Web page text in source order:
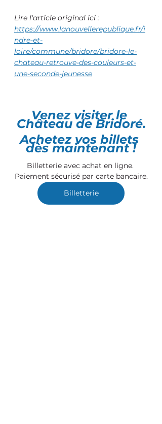
Lire l'article original ici :
https://www.lanouvellerepublique.fr/i
ndre-et-
loire/commune/bridore/bridore-le-
chateau-retrouve-des-couleurs-et-
une-seconde-jeunesse
Venez visiter le
Château de Bridoré.
Achetez vos billets
dès maintenant !
Billetterie avec achat en ligne.
Paiement sécurisé par carte bancaire.
Billetterie